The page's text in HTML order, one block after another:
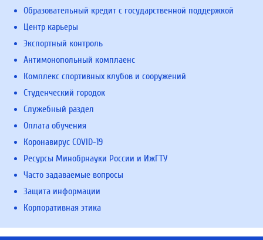
Образовательный кредит с государственной поддержкой
Центр карьеры
Экспортный контроль
Антимонопольный комплаенс
Комплекс спортивных клубов и сооружений
Студенческий городок
Служебный раздел
Оплата обучения
Коронавирус COVID-19
Ресурсы Минобрнауки России и ИжГТУ
Часто задаваемые вопросы
Защита информации
Корпоративная этика